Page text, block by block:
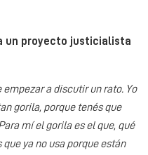
un proyecto justicialista
a discutir un rato. Yo
gorila, porque tenés que
mí el gorila es el que, qué
ya no usa porque están